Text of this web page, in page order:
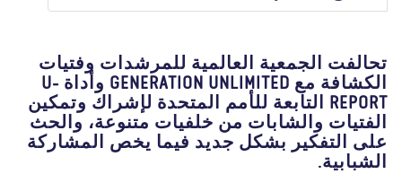
الجمعية العالمية للمرشدات وفتيات
الكشافة مع GENERATION UNLIMITED وأداة U-
REPORT التابعة للأمم المتحدة لإشراك وتمكين
والشابات من خلفيات متنوعة، والحث
التفكير بشكل جديد فيما يخص المشاركة